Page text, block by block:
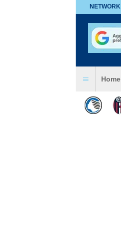
NETWORK
Home